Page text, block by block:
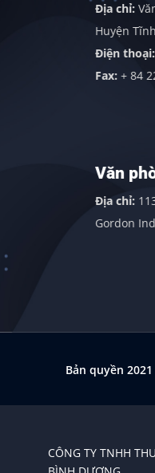
Địa chỉ:Văn
Huyện Tĩnh
Điện thoại:+
Fax:+ 84 225
Văn
Địa chỉ:113
Gordon
Bản quyền
CÔNG TY TNHH